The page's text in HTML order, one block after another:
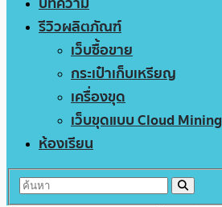
รีวิวผลิตภัณฑ์
เว็บซื้อขาย
กระเป๋าเก็บเหรียญ
เครื่องขุด
เว็บขุดแบบ Cloud Mining
ห้องเรียน